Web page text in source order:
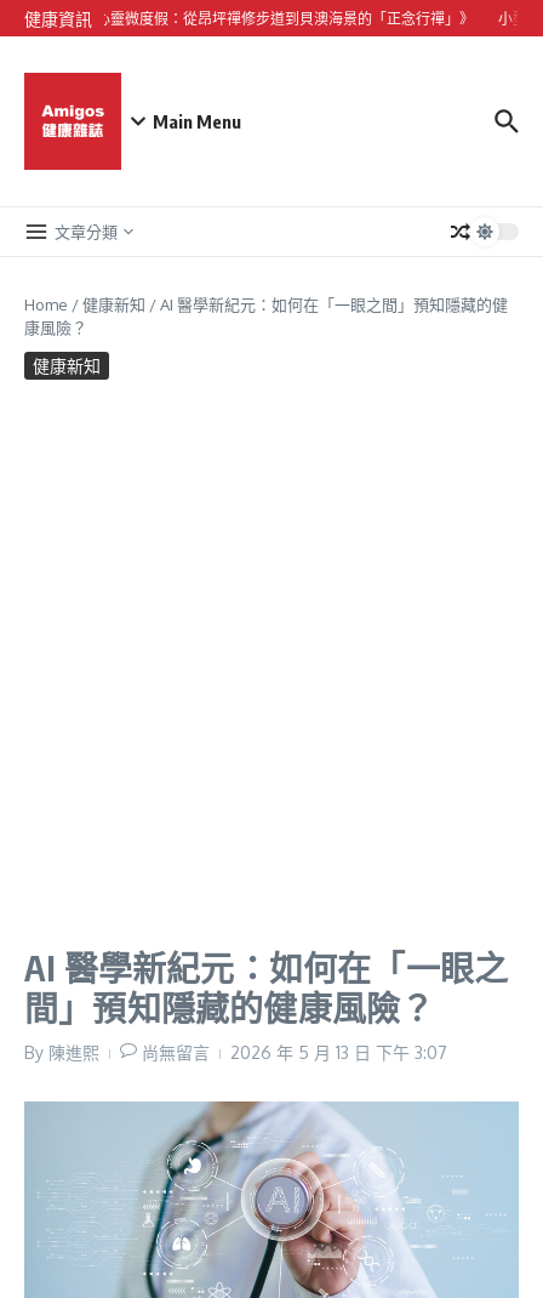
Skip to content
健康資訊
《大嶼山心靈微度假：從昂坪禪修步道到貝澳海景的「正念行禪」》 小型犬
Main Menu
文章分類
Home /健康新知 /AI 醫學新紀元：如何在「一眼之間」預知隱藏的健
康風險？
健康新知
AI 醫學新紀元：如何在「一眼之
間」預知隱藏的健康風險？
By 陳進𤋮 尚無留言 2026 年 5 月 13 日 下午 3:07